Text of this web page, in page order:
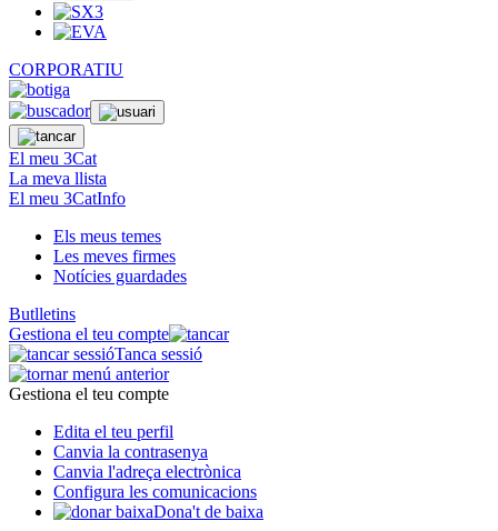
CORPORATIU
El meu 3Cat
La meva llista
El meu 3CatInfo
Els meus temes
Les meves firmes
Notícies guardades
Butlletins
Gestiona el teu compte
Tanca sessió
Gestiona el teu compte
Edita el teu perfil
Canvia la contrasenya
Canvia l'adreça electrònica
Configura les comunicacions
Dona't de baixa